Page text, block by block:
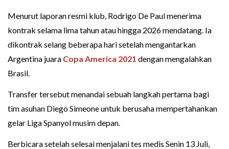
Menurut laporan resmi klub, Rodrigo De Paul menerima
kontrak selama lima tahun atau hingga 2026 mendatang. Ia
dikontrak selang beberapa hari setelah mengantarkan
Argentina juara Copa America 2021 dengan mengalahkan
Brasil.
Transfer tersebut menandai sebuah langkah pertama bagi
tim asuhan Diego Simeone untuk berusaha mempertahankan
gelar Liga Spanyol musim depan.
Berbicara setelah selesai menjalani tes medis Senin 13 Juli,